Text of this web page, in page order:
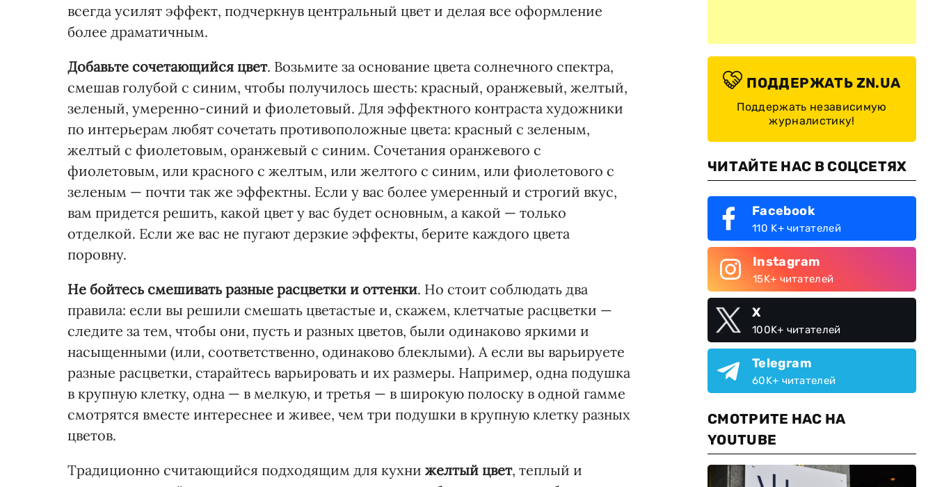
всегда усилят эффект, подчеркнув центральный цвет и делая все оформление
более драматичным.
Добавьте сочетающийся цвет. Возьмите за основание цвета солнечного спектра,
смешав голубой с синим, чтобы получилось шесть: красный, оранжевый, желтый,
зеленый, умеренно-синий и фиолетовый. Для эффектного контраста художники
по интерьерам любят сочетать противоположные цвета: красный с зеленым,
желтый с фиолетовым, оранжевый с синим. Сочетания оранжевого с
фиолетовым, или красного с желтым, или желтого с синим, или фиолетового с
зеленым — почти так же эффектны. Если у вас более умеренный и строгий вкус,
вам придется решить, какой цвет у вас будет основным, а какой — только
отделкой. Если же вас не пугают дерзкие эффекты, берите каждого цвета
поровну.
Не бойтесь смешивать разные расцветки и оттенки. Но стоит соблюдать два
правила: если вы решили смешать цветастые и, скажем, клетчатые расцветки —
следите за тем, чтобы они, пусть и разных цветов, были одинаково яркими и
насыщенными (или, соответственно, одинаково блеклыми). А если вы варьируете
разные расцветки, старайтесь варьировать и их размеры. Например, одна подушка
в крупную клетку, одна — в мелкую, и третья — в широкую полоску в одной гамме
смотрятся вместе интереснее и живее, чем три подушки в крупную клетку разных
цветов.
Традиционно считающийся подходящим для кухни желтый цвет, теплый и
ПОДДЕРЖАТЬ ZN.UA
Поддержать независимую
журналистику!
ЧИТАЙТЕ НАС В СОЦСЕТЯХ
Facebook
110 K+ читателей
Instagram
15K+ читателей
X
100K+ читателей
Telegram
60K+ читателей
СМОТРИТЕ НАС НА
YOUTUBE